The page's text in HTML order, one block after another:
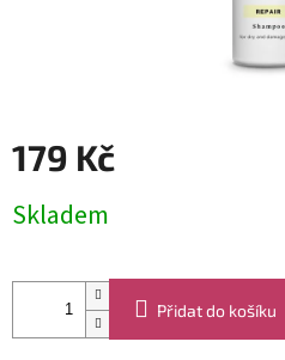
179 Kč
cena:
Skladem
Přidat do košíku